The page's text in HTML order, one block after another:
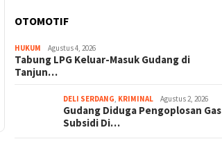
OTOMOTIF
HUKUM Agustus 4, 2026
Tabung LPG Keluar-Masuk Gudang di
Tanjun…
DELI SERDANG, KRIMINAL Agustus 2, 2026
Gudang Diduga Pengoplosan Gas
Subsidi Di…